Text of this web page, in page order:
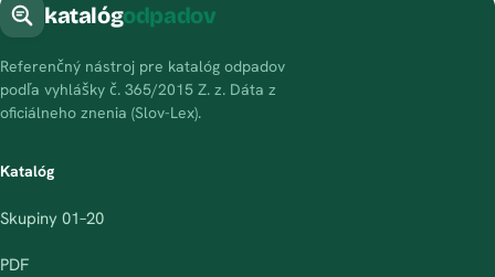
katalógodpadov
Referenčný nástroj pre katalóg odpadov
podľa vyhlášky č. 365/2015 Z. z. Dáta z
oficiálneho znenia (Slov-Lex).
Katalóg
Skupiny 01–20
PDF